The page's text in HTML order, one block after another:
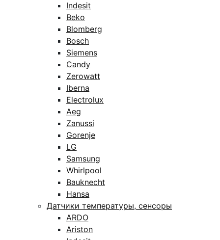
Indesit
Beko
Blomberg
Bosch
Siemens
Candy
Zerowatt
Iberna
Electrolux
Aeg
Zanussi
Gorenje
LG
Samsung
Whirlpool
Bauknecht
Hansa
Датчики температуры, сенсоры
ARDO
Ariston